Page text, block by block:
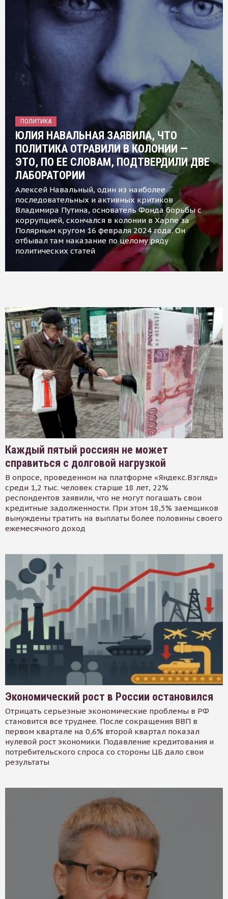
ПОЛИТИКА
ЮЛИЯ НАВАЛЬНАЯ ЗАЯВИЛА, ЧТО
ПОЛИТИКА ОТРАВИЛИ В КОЛОНИИ —
ЭТО, ПО ЕЕ СЛОВАМ, ПОДТВЕРДИЛИ ДВЕ
ЛАБОРАТОРИИ
Алексей Навальный, один из наиболее
последовательных и активных критиков
Владимира Путина, основатель Фонда борьбы с
коррупцией, скончался в колонии в Харпе за
Полярным кругом 16 февраля 2024 года. Он
отбывал там наказание по целому ряду
политических статей
Каждый пятый россиян не может
справиться с долговой нагрузкой
В опросе, проведенном на платформе «Яндекс.Взгляд»
среди 1,2 тыс. человек старше 18 лет, 22%
респондентов заявили, что не могут погашать свои
кредитные задолженности. При этом 18,5% заемщиков
вынуждены тратить на выплаты более половины своего
ежемесячного доход
Экономический рост в России остановился
Отрицать серьезные экономические проблемы в РФ
становится все труднее. После сокращения ВВП в
первом квартале на 0,6% второй квартал показал
нулевой рост экономики. Подавление кредитования и
потребительского спроса со стороны ЦБ дало свои
результаты